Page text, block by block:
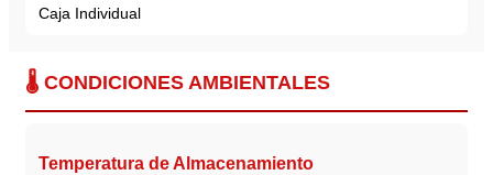
Caja Individual
🌡️ CONDICIONES AMBIENTALES
Temperatura de Almacenamiento